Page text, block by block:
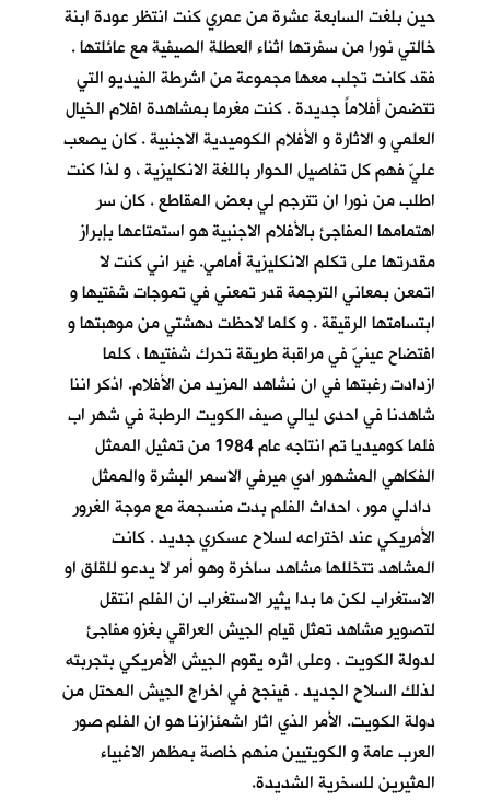
حين بلغت السابعة عشرة من عمري كنت انتظر عودة ابنة
خالتي نورا من سفرتها اثناء العطلة الصيفية مع عائلتها .
فقد كانت تجلب معها مجموعة من اشرطة الفيديو التي
تتضمن أفلاماً جديدة . كنت مغرما بمشاهدة افلام الخيال
العلمي و الاثارة و الأفلام الكوميدية الاجنبية . كان يصعب
عليّ فهم كل تفاصيل الحوار باللغة الانكليزية ، و لذا كنت
اطلب من نورا ان تترجم لي بعض المقاطع . كان سر
اهتمامها المفاجئ بالأفلام الاجنبية هو استمتاعها بإبراز
مقدرتها على تكلم الانكليزية أمامي. غير اني كنت لا
اتمعن بمعاني الترجمة قدر تمعني في تموجات شفتيها و
ابتسامتها الرقيقة . و كلما لاحظت دهشتي من موهبتها و
افتضاح عينيّ في مراقبة طريقة تحرك شفتيها ، كلما
ازدادت رغبتها في ان نشاهد المزيد من الأفلام. اذكر اننا
شاهدنا في احدى ليالي صيف الكويت الرطبة في شهر اب
فلما كوميديا تم انتاجه عام 1984 من تمثيل الممثل
الفكاهي المشهور ادي ميرفي الاسمر البشرة والممثل
دادلي مور ، احداث الفلم بدت منسجمة مع موجة الغرور
الأمريكي عند اختراعه لسلاح عسكري جديد . كانت
المشاهد تتخللها مشاهد ساخرة وهو أمر لا يدعو للقلق او
الاستغراب لكن ما بدا يثير الاستغراب ان الفلم انتقل
لتصوير مشاهد تمثل قيام الجيش العراقي بغزو مفاجئ
لدولة الكويت . وعلى اثره يقوم الجيش الأمريكي بتجربته
لذلك السلاح الجديد . فينجح في اخراج الجيش المحتل من
دولة الكويت. الأمر الذي اثار اشمئزازنا هو ان الفلم صور
العرب عامة و الكويتيين منهم خاصة بمظهر الاغبياء
المثيرين للسخرية الشديدة.